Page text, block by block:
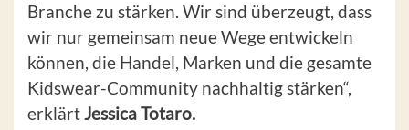
Branche zu stärken. Wir sind überzeugt, dass
wir nur gemeinsam neue Wege entwickeln
können, die Handel, Marken und die gesamte
Kidswear-Community nachhaltig stärken“,
erklärtJessica Totaro.